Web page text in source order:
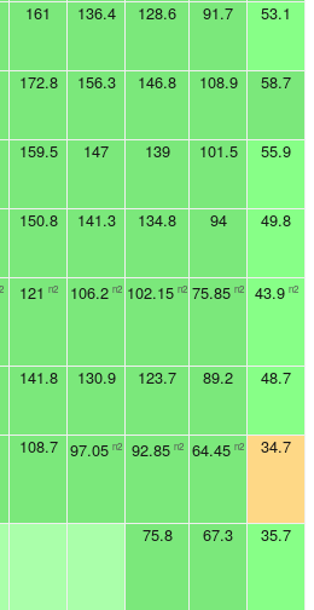
161 136.4 128.6 91.7 53.1
172.8 156.3 146.8 108.9 58.7
159.5 147 139 101.5 55.9
150.8 141.3 134.8 94 49.8
121 n2 106.2 n2 102.15 n2 75.85 n2 43.9 n2
141.8 130.9 123.7 89.2 48.7
108.7 97.05 n2 92.85 n2 64.45 n2 34.7
75.8 67.3 35.7